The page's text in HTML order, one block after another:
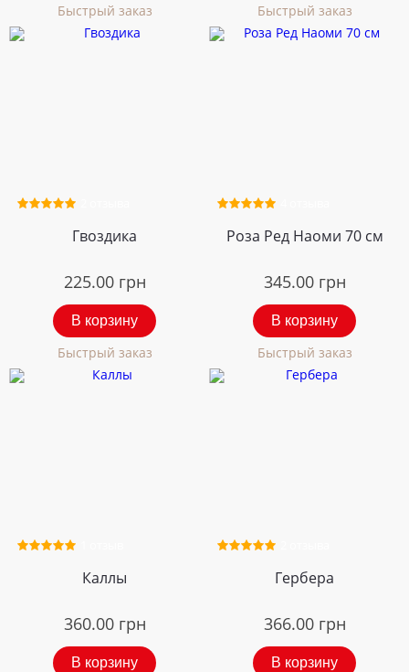
Быстрый заказ Быстрый заказ
Гвоздика
225.00 грн
В корзину
Быстрый заказ
Роза Ред Наоми 70 см
345.00 грн
В корзину
Быстрый заказ
Каллы
360.00 грн
В корзину
Гербера
366.00 грн
В корзину